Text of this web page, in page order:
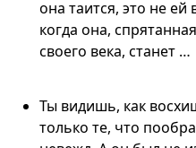
она таится, это не
когда она,
своего века, станет …
Ты видишь, как
только те, что